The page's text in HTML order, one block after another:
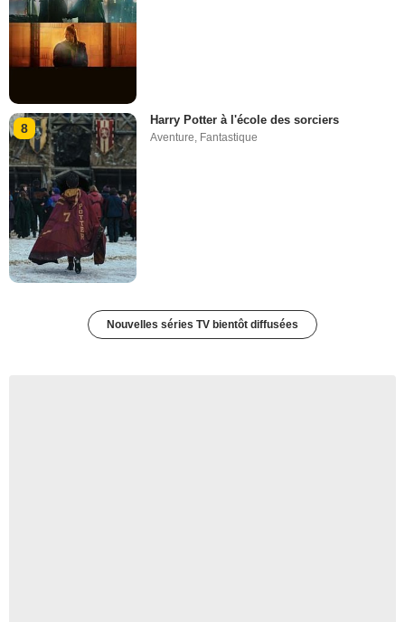
8
Harry Potter à l'école des sorciers
Aventure Fantastique
Nouvelles séries TV bientôt diffusées